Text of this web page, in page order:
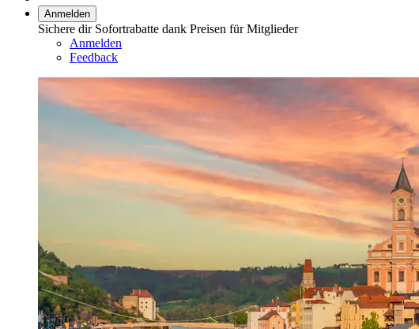
Anmelden
Sichere dir Sofortrabatte dank Preisen für Mitglieder
Anmelden
Feedback